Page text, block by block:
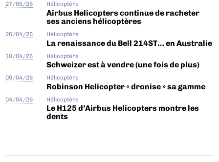
27/05/26 Hélicoptère
Airbus Helicopters continue de racheter
ses anciens hélicoptères
26/04/26 Hélicoptère
La renaissance du Bell 214ST… en Australie
10/04/26 Hélicoptère
Schweizer est à vendre (une fois de plus)
09/04/26 Hélicoptère
Robinson Helicopter « dronise » sa gamme
04/04/26 Hélicoptère
Le H125 d’Airbus Helicopters montre les
dents